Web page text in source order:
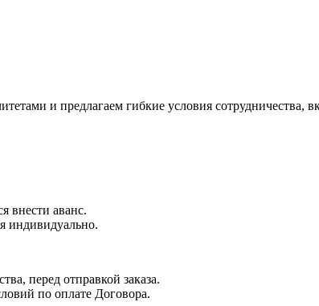
и предлагаем гибкие условия сотрудничества,
внести аванс.
индивидуально.
перед отправкой заказа.
по оплате Договора.